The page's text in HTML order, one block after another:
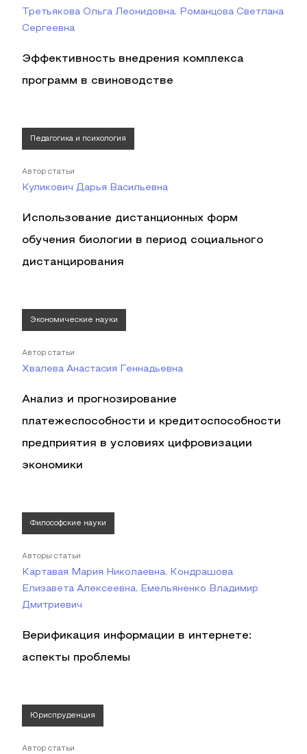
Третьякова Ольга Леонидовна, Романцова Светлана
Сергеевна
Эффективность внедрения комплекса
программ в свиноводстве
Педагогика и психология
Автор статьи
Куликович Дарья Васильевна
Использование дистанционных форм
обучения биологии в период социального
дистанцирования
Экономические науки
Автор статьи
Хвалева Анастасия Геннадьевна
Анализ и прогнозирование
платежеспособности и кредитоспособности
предприятия в условиях цифровизации
экономики
Философские науки
Авторы статьи
Картавая Мария Николаевна, Кондрашова
Елизавета Алексеевна, Емельяненко Владимир
Дмитриевич
Верификация информации в интернете:
аспекты проблемы
Юриспруденция
Автор статьи